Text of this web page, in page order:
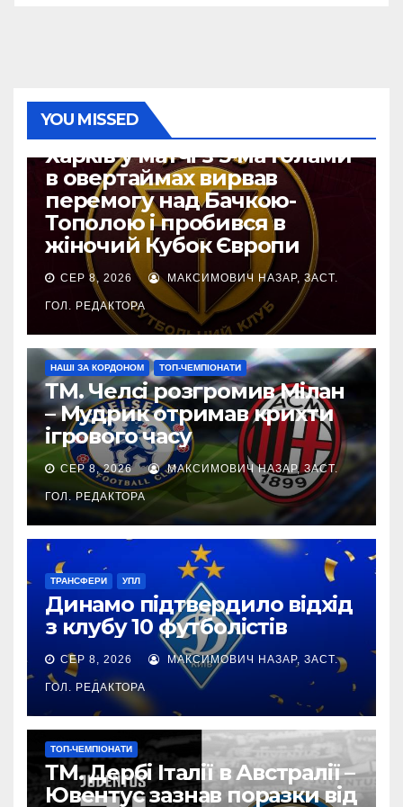
YOU MISSED
Харків у матчі з 5-ма голами
в овертаймах вирвав
перемогу над Бачкою-
Тополою і пробився в
жіночий Кубок Європи
СЕР 8, 2026 МАКСИМОВИЧ НАЗАР, ЗАСТ.
ГОЛ. РЕДАКТОРА
НАШІ ЗА КОРДОНОМ ТОП-ЧЕМПІОНАТИ
ТМ. Челсі розгромив Мілан
– Мудрик отримав крихти
ігрового часу
СЕР 8, 2026 МАКСИМОВИЧ НАЗАР, ЗАСТ.
ГОЛ. РЕДАКТОРА
ТРАНСФЕРИ УПЛ
Динамо підтвердило відхід
з клубу 10 футболістів
СЕР 8, 2026 МАКСИМОВИЧ НАЗАР, ЗАСТ.
ГОЛ. РЕДАКТОРА
ТОП-ЧЕМПІОНАТИ
ТМ. Дербі Італії в Австралії –
Ювентус зазнав поразки від